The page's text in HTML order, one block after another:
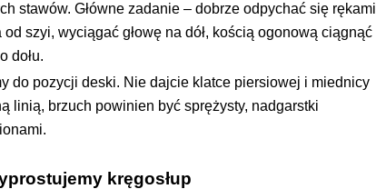
stawów. Główne zadanie – dobrze odpychać się rękami
szyi, wyciągać głowę na dół, kością ogonową ciągnąć
dołu.
do pozycji deski. Nie dajcie klatce piersiowej i miednicy
linią, brzuch powinien być sprężysty, nadgarstki
kręgosłup